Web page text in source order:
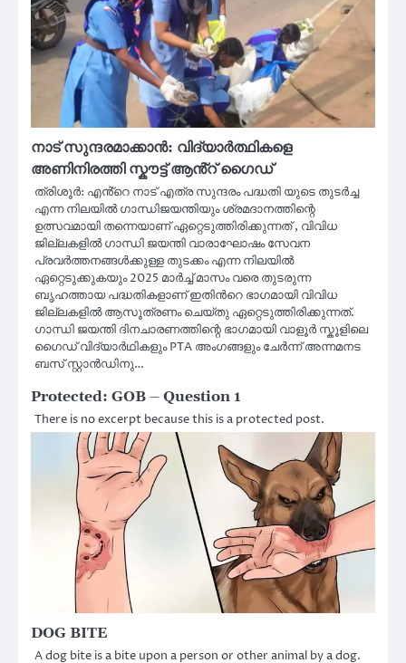
നാട് സുന്ദരമാക്കാൻ: വിദ്യാർത്ഥികളെ
അണിനിരത്തി സ്കൗട്ട് ആൻ്റ് ഗൈഡ്
ത്രിശൂർ: എൻ്റെ നാട് എത്ര സുന്ദരം പദ്ധതി യുടെ തുടർച്ച
എന്ന നിലയിൽ ഗാന്ധിജയന്തിയും ശ്രമദാനത്തിന്റെ
ഉത്സവമായി തന്നെയാണ് ഏറ്റെടുത്തിരിക്കുന്നത് , വിവിധ
ജില്ലകളിൽ ഗാന്ധി ജയന്തി വാരാഘോഷം സേവന
പ്രവർത്തനങ്ങൾക്കുള്ള തുടക്കം എന്ന നിലയിൽ
ഏറ്റെടുക്കുകയും 2025 മാർച്ച് മാസം വരെ തുടരുന്ന
ബൃഹത്തായ പദ്ധതികളാണ് ഇതിൻറെ ഭാഗമായി വിവിധ
ജില്ലകളിൽ ആസൂത്രണം ചെയ്തു ഏറ്റെടുത്തിരിക്കുന്നത്.
ഗാന്ധി ജയന്തി ദിനചാരണത്തിന്റെ ഭാഗമായി വാളൂർ സ്കൂളിലെ
ഗൈഡ് വിദ്യാർഥികളും PTA അംഗങ്ങളും ചേർന്ന് അന്നമനട
ബസ് സ്റ്റാൻഡിനു…
Protected: GOB – Question 1
There is no excerpt because this is a protected post.
DOG BITE
A dog bite is a bite upon a person or other animal by a dog.